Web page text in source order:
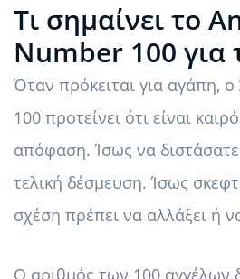
Τι σημαίνει το
Number 100 για
Όταν πρόκειται για αγάπη,
100 προτείνει ότι είναι
απόφαση. Ίσως να
τελική δέσμευση. Ίσως
σχέση πρέπει να αλλάξει ή
Ο αριθμός των 100 αγγέλων